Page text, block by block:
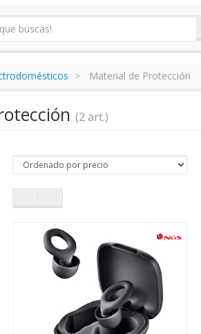
Material de Protección
(2 art.)